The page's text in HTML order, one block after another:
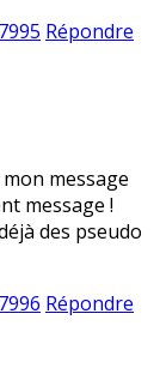
Répondre
message
message !
des pseudo
Répondre